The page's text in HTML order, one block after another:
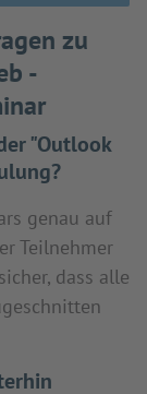
zu
-
"Outlook
genau auf
Teilnehmer
dass alle